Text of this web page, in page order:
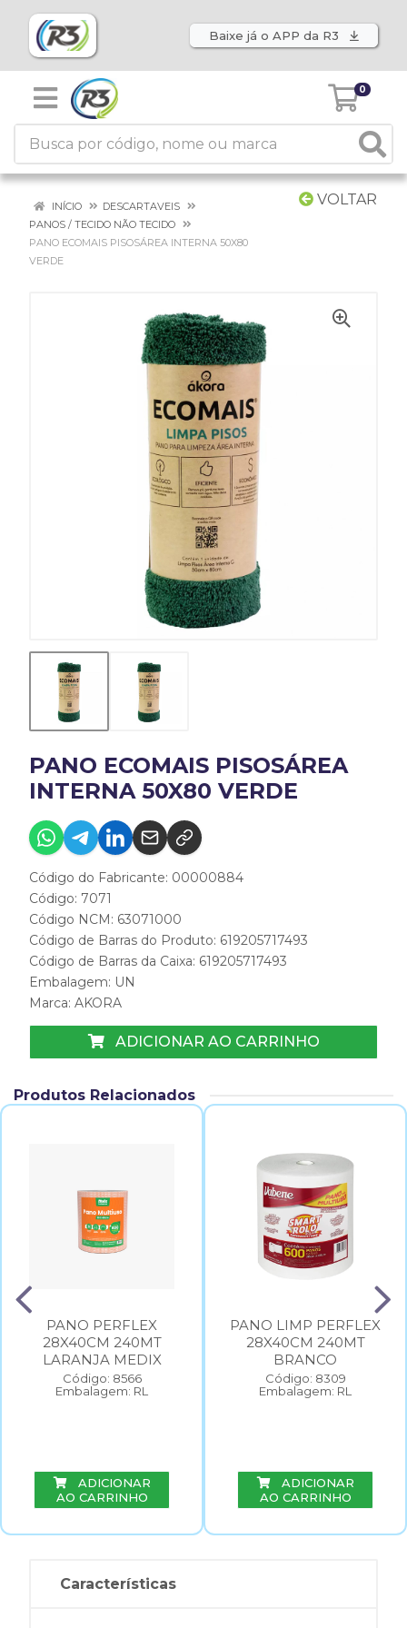
Baixe já o APP da R3
0
VOLTAR
INÍCIO
DESCARTAVEIS
PANOS / TECIDO NÃO TECIDO
PANO ECOMAIS PISOSÁREA INTERNA 50X80
VERDE
PANO ECOMAIS PISOSÁREA
INTERNA 50X80 VERDE
Código do Fabricante: 00000884
Código: 7071
Código NCM: 63071000
Código de Barras do Produto: 619205717493
Código de Barras da Caixa: 619205717493
Embalagem: UN
Marca: AKORA
ADICIONAR AO CARRINHO
Produtos Relacionados
PANO PERFLEX
28X40CM 240MT
LARANJA MEDIX
Código: 8566
Embalagem: RL
ADICIONAR
AO CARRINHO
PANO LIMP PERFLEX
28X40CM 240MT
BRANCO
Código: 8309
Embalagem: RL
ADICIONAR
AO CARRINHO
Características